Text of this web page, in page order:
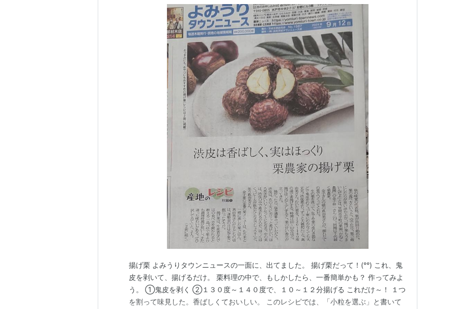
揚げ栗 よみうりタウンニュースの一面に、出てました。 揚げ栗だって！(°°) これ、鬼
皮を剥いて、揚げるだけ。 栗料理の中で、もしかしたら、一番簡単かも？ 作ってみよ
う。 ①鬼皮を剥く ②１３０度～１４０度で、１０～１２分揚げる これだけ～！ １つ
を割って味見した。香ばしくておいしい。 このレシピでは、「小粒を選ぶ」と書いて